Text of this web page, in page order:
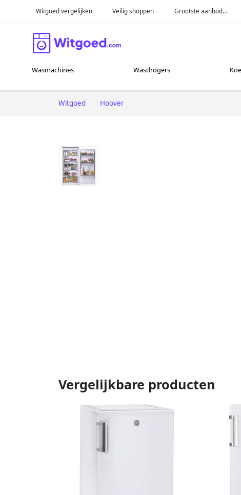
Witgoed vergelijken Veilig shoppen Grootste aanbod...
Wasmachines Wasdrogers
Witgoed Hoover
Vergelijkbare producten